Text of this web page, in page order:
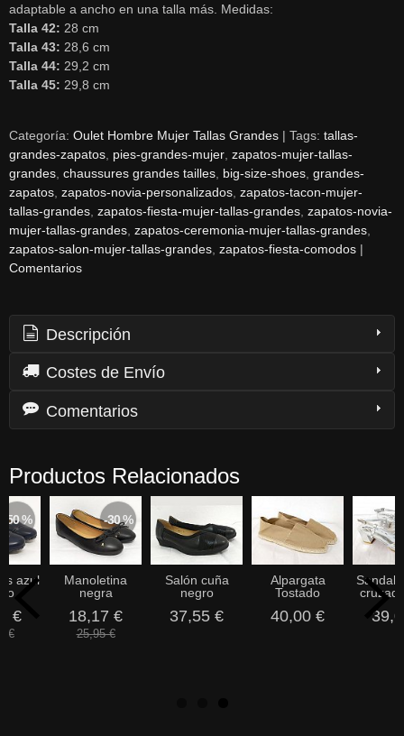
adaptable a ancho en una talla más. Medidas:
Talla 42: 28 cm
Talla 43: 28,6 cm
Talla 44: 29,2 cm
Talla 45: 29,8 cm
Categoría: Oulet Hombre Mujer Tallas Grandes | Tags: tallas-
grandes-zapatos pies-grandes-mujer zapatos-mujer-tallas-
grandes chaussures grandes tailles big-size-shoes grandes-
zapatos zapatos-novia-personalizados zapatos-tacon-mujer-
tallas-grandes zapatos-fiesta-mujer-tallas-grandes zapatos-novia-
mujer-tallas-grandes zapatos-ceremonia-mujer-tallas-grandes
zapatos-salon-mujer-tallas-grandes zapatos-fiesta-comodos |
Comentarios
Descripción
Costes de Envío
Comentarios
Productos Relacionados
-50 %
azul
€
€
-30 %
Manoletina
negra
18,17 €
25,95 €
Salón cuña
negro
37,55 €
Alpargata
Tostado
40,00 €